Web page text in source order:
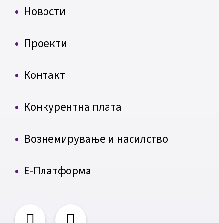
Новости
Проекти
Контакт
Конкурентна плата
Вознемирување и насилство
Е-Платформа